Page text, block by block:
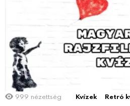
999 nézettség Kvízek Retró